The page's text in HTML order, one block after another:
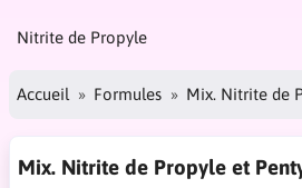
Nitrite de Propyle
Accueil Formules Mix. Nitrite de
Mix. Nitrite de Propyle et